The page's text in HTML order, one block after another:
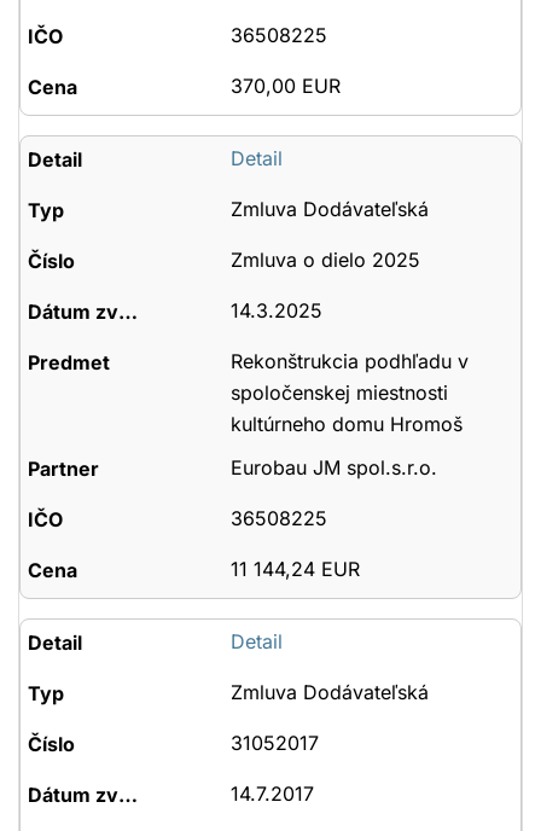
36508225
370,00 EUR
Detail
Zmluva Dodávateľská
Zmluva o dielo 2025
14.3.2025
Rekonštrukcia podhľadu v
spoločenskej miestnosti
kultúrneho domu Hromoš
Eurobau JM spol.s.r.o.
36508225
11 144,24 EUR
Detail
Zmluva Dodávateľská
31052017
14.7.2017